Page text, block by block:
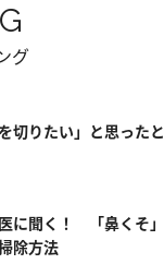
グ
切りたい」と思った
に聞く！ 「鼻くそ
除方法